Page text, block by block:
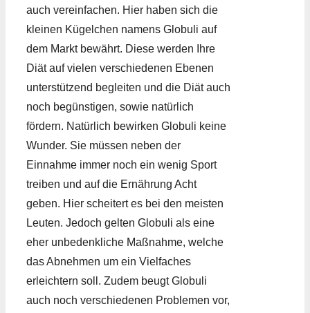
auch vereinfachen. Hier haben sich die
kleinen Kügelchen namens Globuli auf
dem Markt bewährt. Diese werden Ihre
Diät auf vielen verschiedenen Ebenen
unterstützend begleiten und die Diät auch
noch begünstigen, sowie natürlich
fördern. Natürlich bewirken Globuli keine
Wunder. Sie müssen neben der
Einnahme immer noch ein wenig Sport
treiben und auf die Ernährung Acht
geben. Hier scheitert es bei den meisten
Leuten. Jedoch gelten Globuli als eine
eher unbedenkliche Maßnahme, welche
das Abnehmen um ein Vielfaches
erleichtern soll. Zudem beugt Globuli
auch noch verschiedenen Problemen vor,